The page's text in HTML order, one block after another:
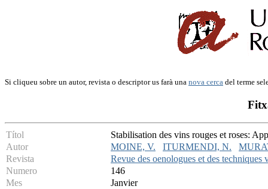
Si cliqueu sobre un autor, revista o descriptor us farà una nova cerca del terme
Títol
Stabilisation des vins rouges et roses:
Autor
MOINE, V. ITURMENDI, N.
Revista
Revue des oenologues et des
Numero
146
Mes
Janvier